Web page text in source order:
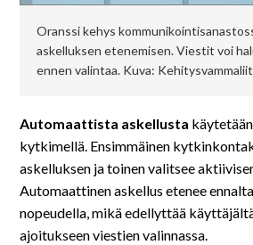
Oranssi kehys
askelluksen etenemisen. Viestit voi
ennen valintaa. Kuva:
Automaattista askellusta
kytkimellä. Ensimmäinen
askelluksen ja toinen valitsee
Automaattinen askellus etenee
nopeudella, mikä edellyttää
ajoitukseen viestien valinnassa.